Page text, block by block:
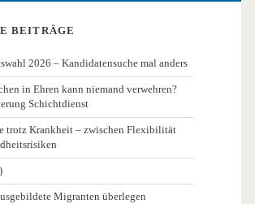
BEITRÄGE
2026 – Kandidatensuche mal anders
in Ehren kann niemand verwehren?
Schichtdienst
trotz Krankheit – zwischen Flexibilität
Migranten überlegen